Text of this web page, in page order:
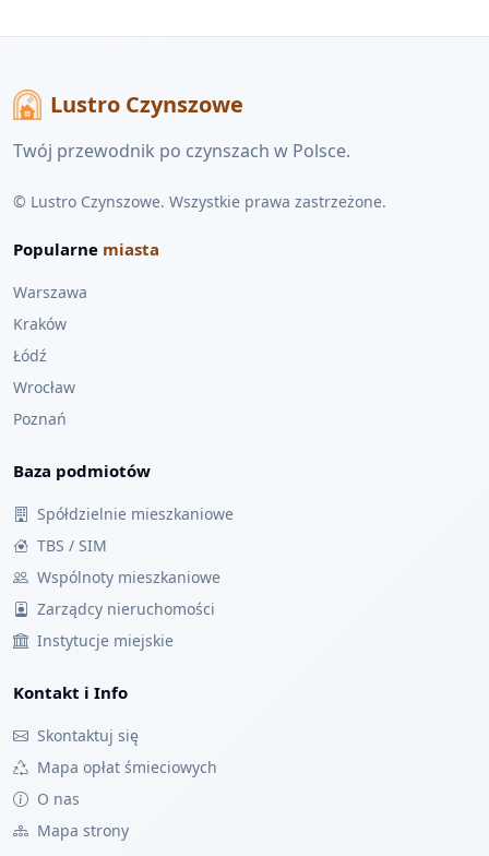
Lustro Czynszowe
Twój przewodnik po czynszach w Polsce.
© Lustro Czynszowe. Wszystkie prawa zastrzeżone.
Popularne miasta
Warszawa
Kraków
Łódź
Wrocław
Poznań
Baza podmiotów
Spółdzielnie mieszkaniowe
TBS / SIM
Wspólnoty mieszkaniowe
Zarządcy nieruchomości
Instytucje miejskie
Kontakt i Info
Skontaktuj się
Mapa opłat śmieciowych
O nas
Mapa strony